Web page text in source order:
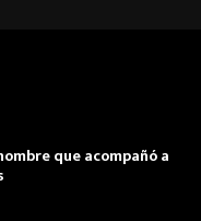
que acompañó a